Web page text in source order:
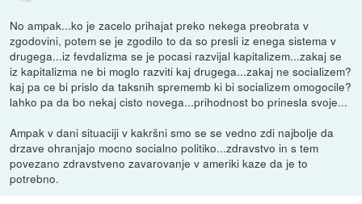
No ampak...ko je zacelo prihajat preko nekega preobrata v
zgodovini, potem se je zgodilo to da so presli iz enega sistema v
drugega...iz fevdalizma se je pocasi razvijal kapitalizem...zakaj se
iz kapitalizma ne bi moglo razviti kaj drugega...zakaj ne socializem?
kaj pa ce bi prislo da taksnih sprememb ki bi socializem omogocile?
lahko pa da bo nekaj cisto novega...prihodnost bo prinesla svoje...
Ampak v dani situaciji v kakršni smo se se vedno zdi najbolje da
drzave ohranjajo mocno socialno politiko...zdravstvo in s tem
povezano zdravstveno zavarovanje v ameriki kaze da je to
potrebno.